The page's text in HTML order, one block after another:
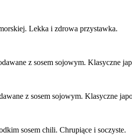
Lekka i zdrowa przystawka.
z sosem sojowym. Klasyczne
z sosem sojowym. Klasyczne
sosem chili. Chrupiące i soczyste.